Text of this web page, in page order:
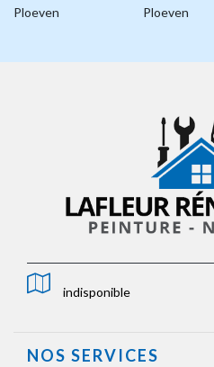
Ploeven
Ploeven
indisponible
NOS SERVICES